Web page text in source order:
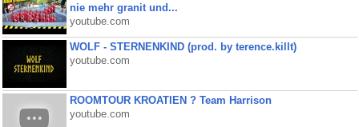
nie mehr granit und...
youtube.com
WOLF - STERNENKIND (prod. by terence.killt)
youtube.com
ROOMTOUR KROATIEN ? Team Harrison
youtube.com